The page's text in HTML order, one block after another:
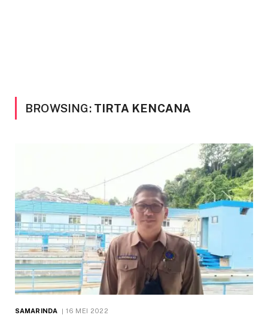
BROWSING: TIRTA KENCANA
SAMARINDA 16 MEI 2022